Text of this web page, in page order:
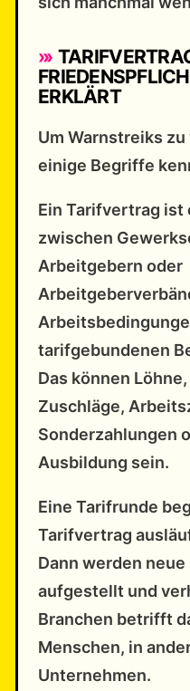
ERKLÄRT
Um Warnstreiks
einige Begriffe
Ein Tarifvertrag ist
zwischen
Arbeitgebern oder
tarifgebundenen
Das können
Zuschläge,
Sonderzahlungen
Ausbildung sein.
Eine Tarifrunde
Tarifvertrag
Dann werden
aufgestellt und
Branchen betrifft
Menschen, in
Unternehmen.